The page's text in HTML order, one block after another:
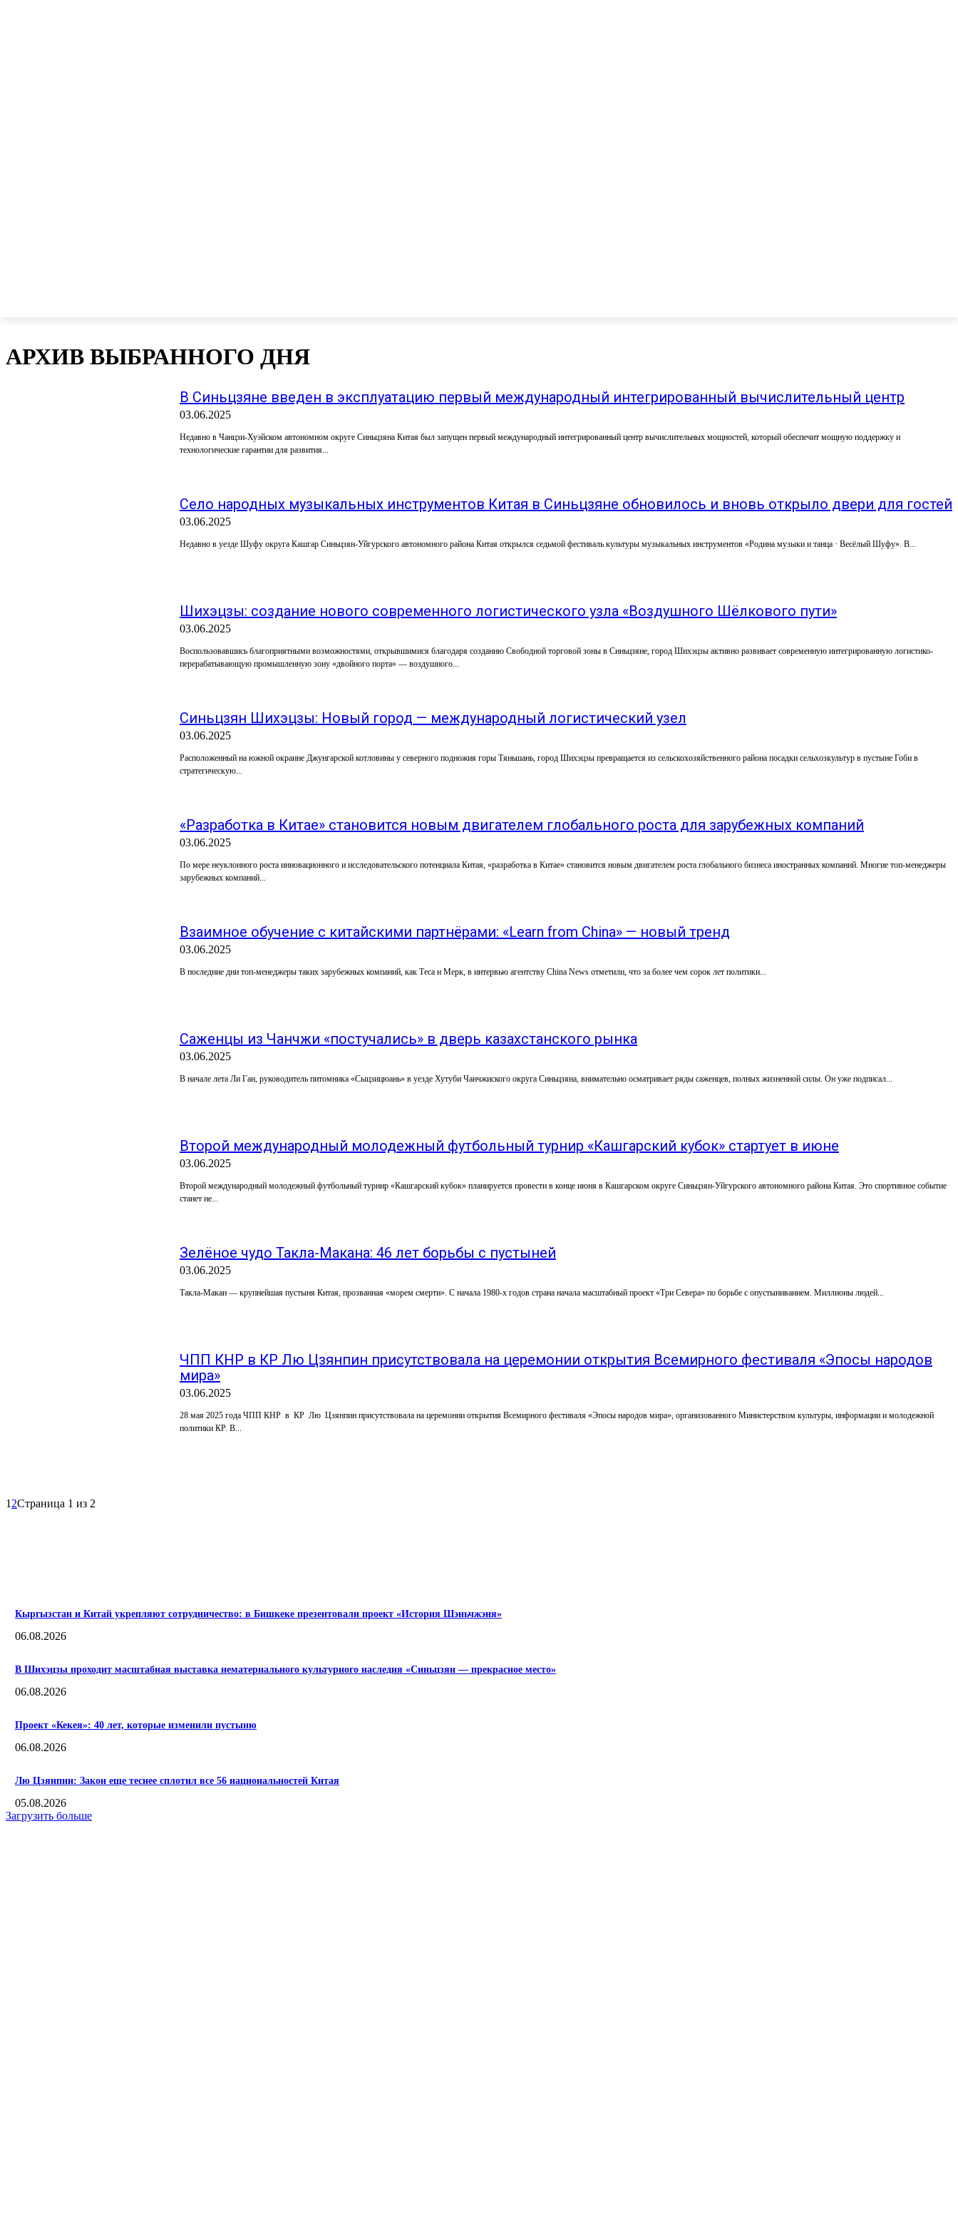
АРХИВ ВЫБРАННОГО ДНЯ
В Синьцзяне введен в эксплуатацию первый международный интегрированный вычислительный центр
03.06.2025
Недавно в Чанцзи-Хуэйском автономном округе Синьцзяна Китая был запущен первый международный интегрированный центр вычислительных мощностей, который обеспечит мощную поддержку и
технологические гарантии для развития...
Село народных музыкальных инструментов Китая в Синьцзяне обновилось и вновь открыло двери для гостей
03.06.2025
Недавно в уезде Шуфу округа Кашгар Синьцзян-Уйгурского автономного района Китая открылся седьмой фестиваль культуры музыкальных инструментов «Родина музыки и танца · Весёлый Шуфу». В...
Шихэцзы: создание нового современного логистического узла «Воздушного Шёлкового пути»
03.06.2025
Воспользовавшись благоприятными возможностями, открывшимися благодаря созданию Свободной торговой зоны в Синьцзяне, город Шихэцзы активно развивает современную интегрированную логистико-
перерабатывающую промышленную зону «двойного порта» — воздушного...
Синьцзян Шихэцзы: Новый город — международный логистический узел
03.06.2025
Расположенный на южной окраине Джунгарской котловины у северного подножия горы Тяньшань, город Шихэцзы превращается из сельскохозяйственного района посадки сельхозкультур в пустыне Гоби в
стратегическую...
«Разработка в Китае» становится новым двигателем глобального роста для зарубежных компаний
03.06.2025
По мере неуклонного роста инновационного и исследовательского потенциала Китая, «разработка в Китае» становится новым двигателем роста глобального бизнеса иностранных компаний. Многие топ-менеджеры
зарубежных компаний...
Взаимное обучение с китайскими партнёрами: «Learn from China» — новый тренд
03.06.2025
В последние дни топ-менеджеры таких зарубежных компаний, как Теса и Мерк, в интервью агентству China News отметили, что за более чем сорок лет политики...
Саженцы из Чанчжи «постучались» в дверь казахстанского рынка
03.06.2025
В начале лета Ли Ган, руководитель питомника «Сыцзицюань» в уезде Хутуби Чанчжиского округа Синьцзяна, внимательно осматривает ряды саженцев, полных жизненной силы. Он уже подписал...
Второй международный молодежный футбольный турнир «Кашгарский кубок» стартует в июне
03.06.2025
Второй международный молодежный футбольный турнир «Кашгарский кубок» планируется провести в конце июня в Кашгарском округе Синьцзян-Уйгурского автономного района Китая. Это спортивное событие
станет не...
Зелёное чудо Такла-Макана: 46 лет борьбы с пустыней
03.06.2025
Такла-Макан — крупнейшая пустыня Китая, прозванная «морем смерти». С начала 1980-х годов страна начала масштабный проект «Три Севера» по борьбе с опустыниванием. Миллионы людей...
ЧПП КНР в КР Лю Цзянпин присутствовала на церемонии открытия Всемирного фестиваля «Эпосы народов
мира»
03.06.2025
28 мая 2025 года ЧПП КНР в КР Лю Цзянпин присутствовала на церемонии открытия Всемирного фестиваля «Эпосы народов мира», организованного Министерством культуры, информации и молодежной
политики КР. В...
1 2Страница 1 из 2
Кыргызстан и Китай укрепляют сотрудничество: в Бишкеке презентовали проект «История Шэньчжэня»
06.08.2026
В Шихэцзы проходит масштабная выставка нематериального культурного наследия «Синьцзян — прекрасное место»
06.08.2026
Проект «Кекея»: 40 лет, которые изменили пустыню
06.08.2026
Лю Цзянпин: Закон еще теснее сплотил все 56 национальностей Китая
05.08.2026
Загрузить больше